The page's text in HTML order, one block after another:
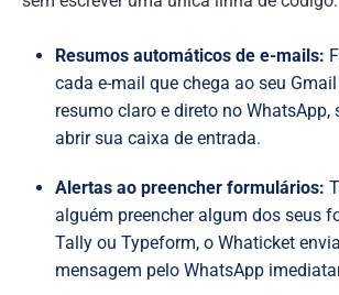
Resumos automáticos de e-mails:
cada e-mail que chega ao seu
resumo claro e direto no WhatsApp,
abrir sua caixa de entrada.
Alertas ao preencher formulários:
alguém preencher algum dos seus
Tally ou Typeform, o Whaticket
mensagem pelo WhatsApp